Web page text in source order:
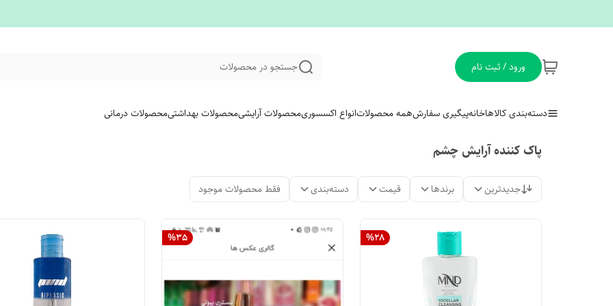
ورود / ثبت نام جستجو در محصولات
دسته‌بندی کالاهاخانهپیگیری سفارشهمه محصولاتانواع اکسسوریمحصولات آرایشیمحصولات بهداشتیمحصولات درمانی
پاک کننده آرایش چشم
جدیدترین برندها قیمت دسته‌بندی فقط محصولات موجود
%28
%35